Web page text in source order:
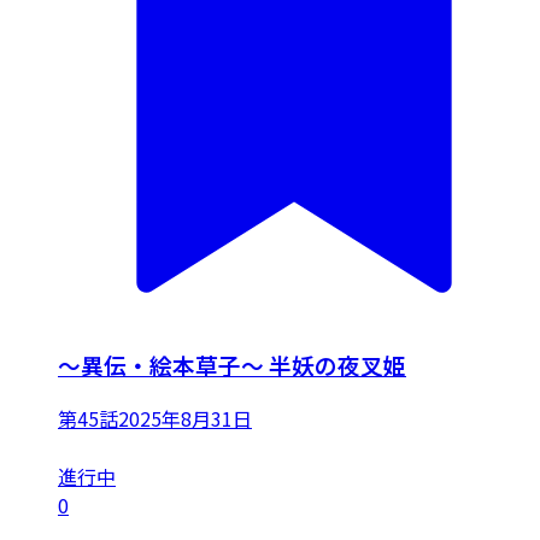
～異伝・絵本草子～ 半妖の夜叉姫
第45話2025年8月31日
進行中
0